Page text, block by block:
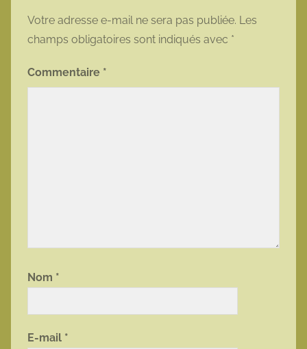
Votre adresse e-mail ne sera pas publiée. Les
champs obligatoires sont indiqués avec *
Commentaire *
Nom *
E-mail *